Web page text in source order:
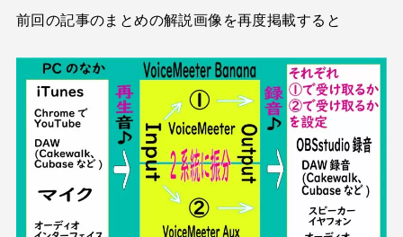
前回の記事のまとめの解説画像を再度掲載すると